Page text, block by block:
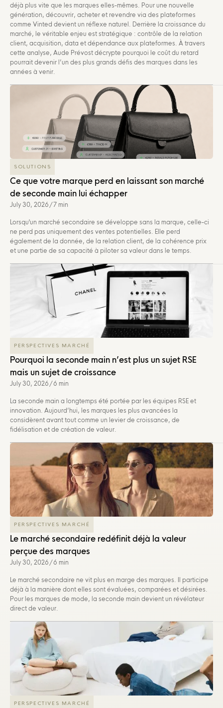
déjà plus vite que les marques elles-mêmes. Pour une nouvelle
génération, découvrir, acheter et revendre via des plateformes
comme Vinted devient un réflexe naturel. Derrière la croissance du
marché, le véritable enjeu est stratégique : contrôle de la relation
client, acquisition, data et dépendance aux plateformes. À travers
cette analyse, Aude Prévost décrypte pourquoi le coût du retard
pourrait devenir l’un des plus grands défis des marques dans les
années à venir.
SOLUTIONS
Ce que votre marque perd en laissant son marché
de seconde main lui échapper
July 30, 2026 /7 min
Lorsqu'un marché secondaire se développe sans la marque, celle-ci
ne perd pas uniquement des ventes potentielles. Elle perd
également de la donnée, de la relation client, de la cohérence prix
et une partie de sa capacité à piloter sa valeur dans le temps.
PERSPECTIVES MARCHÉ
Pourquoi la seconde main n’est plus un sujet RSE
mais un sujet de croissance
July 30, 2026 /6 min
La seconde main a longtemps été portée par les équipes RSE et
innovation. Aujourd’hui, les marques les plus avancées la
considèrent avant tout comme un levier de croissance, de
fidélisation et de création de valeur.
PERSPECTIVES MARCHÉ
Le marché secondaire redéfinit déjà la valeur
perçue des marques
July 30, 2026 /6 min
Le marché secondaire ne vit plus en marge des marques. Il participe
déjà à la manière dont elles sont évaluées, comparées et désirées.
Pour les marques de mode, la seconde main devient un révélateur
direct de valeur.
PERSPECTIVES MARCHÉ